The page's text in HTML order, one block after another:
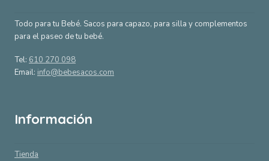
Todo para tu Bebé. Sacos para capazo, para silla y complementos
para el paseo de tu bebé.
Tel: 610 270 098
Email: info@bebesacos.com
Información
Tienda